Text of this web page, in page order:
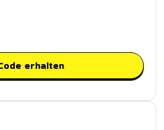
erhalten